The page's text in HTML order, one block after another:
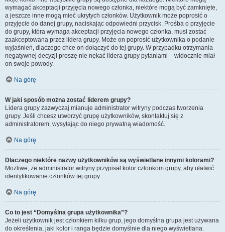
wymagać akceptacji przyjęcia nowego członka, niektóre mogą być zamknięte,
a jeszcze inne mogą mieć ukrytych członków. Użytkownik może poprosić o
przyjęcie do danej grupy, naciskając odpowiedni przycisk. Prośba o przyjęcie
do grupy, która wymaga akceptacji przyjęcia nowego członka, musi zostać
zaakceptowana przez lidera grupy. Może on poprosić użytkownika o podanie
wyjaśnień, dlaczego chce on dołączyć do tej grupy. W przypadku otrzymania
negatywnej decyzji proszę nie nękać lidera grupy pytaniami – widocznie miał
on swoje powody.
Na górę
W jaki sposób można zostać liderem grupy?
Lidera grupy zazwyczaj mianuje administrator witryny podczas tworzenia
grupy. Jeśli chcesz utworzyć grupę użytkowników, skontaktuj się z
administratorem, wysyłając do niego prywatną wiadomość.
Na górę
Dlaczego niektóre nazwy użytkowników są wyświetlane innymi kolorami?
Możliwe, że administrator witryny przypisał kolor członkom grupy, aby ułatwić
identyfikowanie członków tej grupy.
Na górę
Co to jest “Domyślna grupa użytkownika”?
Jeżeli użytkownik jest członkiem kilku grup, jego domyślna grupa jest używana
do określenia, jaki kolor i ranga będzie domyślnie dla niego wyświetlana.